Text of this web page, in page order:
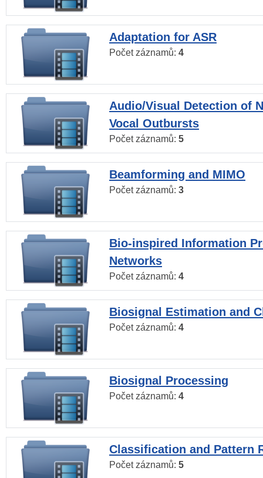
Adaptation for ASR
Počet záznamů: 4
Audio/Visual Detection of
Vocal Outbursts
Počet záznamů: 5
Beamforming and MIMO
Počet záznamů: 3
Bio-inspired Information
Networks
Počet záznamů: 4
Biosignal Estimation and
Počet záznamů: 4
Biosignal Processing
Počet záznamů: 4
Classification and Pattern
Počet záznamů: 5